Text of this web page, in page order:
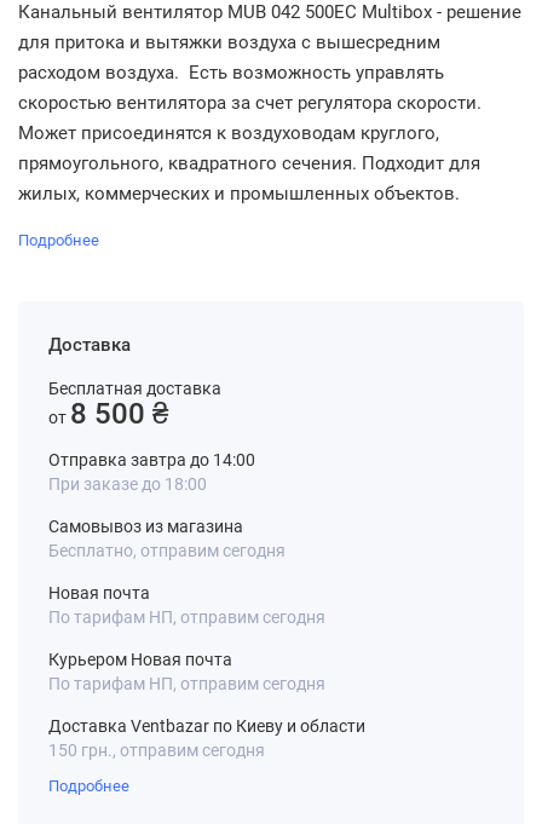
Канальный вентилятор MUB 042 500EC Multibox - решение
для притока и вытяжки воздуха с вышесредним
расходом воздуха. Есть возможность управлять
скоростью вентилятора за счет регулятора скорости.
Может присоединятся к воздуховодам круглого,
прямоугольного, квадратного сечения. Подходит для
жилых, коммерческих и промышленных объектов.
Подробнее
Доставка
Бесплатная доставка
от 8 500 ₴
Отправка завтра до 14:00
При заказе до 18:00
Самовывоз из магазина
Бесплатно, отправим сегодня
Новая почта
По тарифам НП, отправим сегодня
Курьером Новая почта
По тарифам НП, отправим сегодня
Доставка Ventbazar по Киеву и области
150 грн., отправим сегодня
Подробнее